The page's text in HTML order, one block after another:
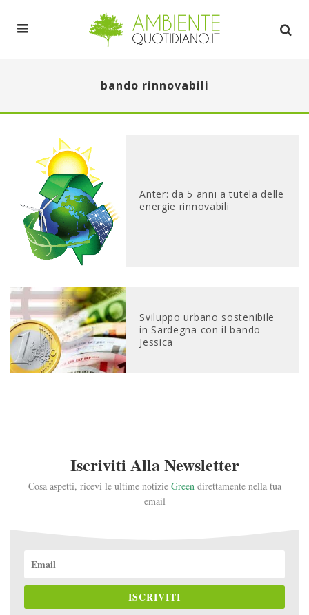
bando rinnovabili
Anter: da 5 anni a tutela delle
energie rinnovabili
Sviluppo urbano sostenibile
in Sardegna con il bando
Jessica
Iscriviti Alla Newsletter
Cosa aspetti, ricevi le ultime notizie Greendirettamente nella tua
email
ISCRIVITI